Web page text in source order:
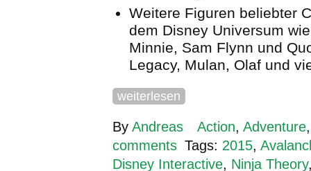
Weitere Figuren beliebter
dem Disney Universum
Minnie, Sam Flynn und
Legacy, Mulan, Olaf und
weiterlesen
By Andreas Action, Adventure
comments Tags: 2015,
Disney Interactive, Ninja Theory